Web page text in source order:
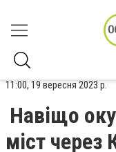
11:00, 19 вересня 2023 р.
Навіщо
міст через